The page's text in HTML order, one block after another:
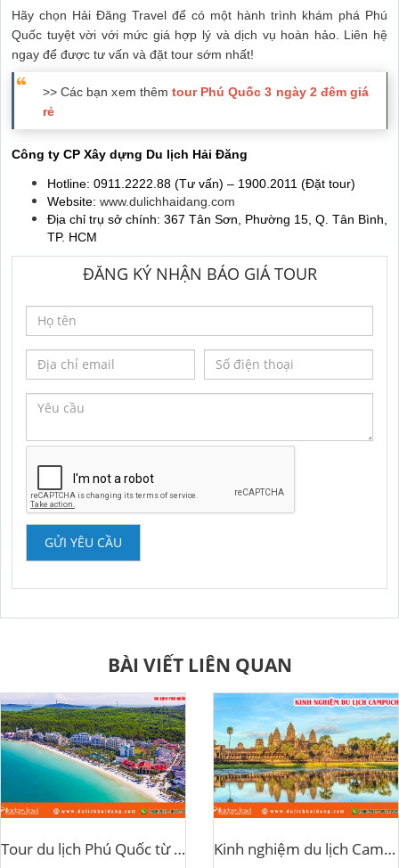
Hãy chọn Hải Đăng Travel để có một hành trình khám phá Phú
Quốc tuyệt vời với mức giá hợp lý và dịch vụ hoàn hảo. Liên hệ
ngay để được tư vấn và đặt tour sớm nhất!
>> Các bạn xem thêm tour Phú Quốc 3 ngày 2 đêm giá
rẻ
Công ty CP Xây dựng Du lịch Hải Đăng
Hotline: 0911.2222.88 (Tư vấn) – 1900.2011 (Đặt tour)
Website: www.dulichhaidang.com
Địa chỉ trụ sở chính: 367 Tân Sơn, Phường 15, Q. Tân Bình,
TP. HCM
ĐĂNG KÝ NHẬN BÁO GIÁ TOUR
GỬI YÊU CẦU
BÀI VIẾT LIÊN QUAN
Tour du lịch Phú Quốc từ TPHCM Kinh nghiệm du lịch Campuchia